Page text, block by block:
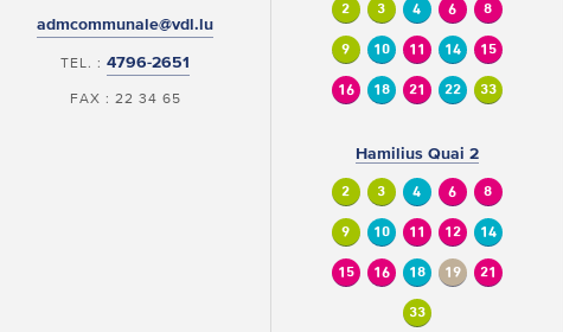
admcommunale@vdl.lu
TEL. :4796-2651
FAX : 22 34 65
2 3 4 6 8
9 10 11 14 15
16 18 21 22 33
Hamilius Quai 2
2 3 4 6 8
9 10 11 12 14
15 16 18 19 21
33